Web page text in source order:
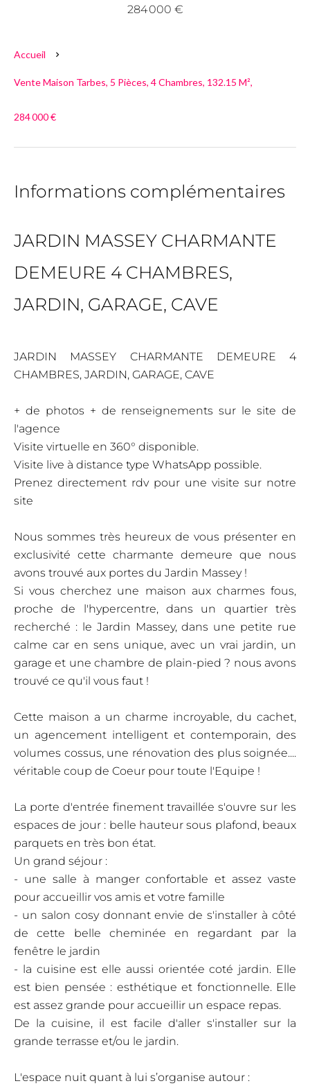
284 000 €
Accueil
Vente Maison Tarbes, 5 Pièces, 4 Chambres, 132.15 M²,
284 000 €
Informations complémentaires
JARDIN MASSEY CHARMANTE
DEMEURE 4 CHAMBRES,
JARDIN, GARAGE, CAVE
JARDIN MASSEY CHARMANTE DEMEURE 4
CHAMBRES, JARDIN, GARAGE, CAVE
+ de photos + de renseignements sur le site de
l'agence
Visite virtuelle en 360° disponible.
Visite live à distance type WhatsApp possible.
Prenez directement rdv pour une visite sur notre
site
Nous sommes très heureux de vous présenter en
exclusivité cette charmante demeure que nous
avons trouvé aux portes du Jardin Massey !
Si vous cherchez une maison aux charmes fous,
proche de l'hypercentre, dans un quartier très
recherché : le Jardin Massey, dans une petite rue
calme car en sens unique, avec un vrai jardin, un
garage et une chambre de plain-pied ? nous avons
trouvé ce qu'il vous faut !
Cette maison a un charme incroyable, du cachet,
un agencement intelligent et contemporain, des
volumes cossus, une rénovation des plus soignée....
véritable coup de Coeur pour toute l'Equipe !
La porte d'entrée finement travaillée s'ouvre sur les
espaces de jour : belle hauteur sous plafond, beaux
parquets en très bon état.
Un grand séjour :
- une salle à manger confortable et assez vaste
pour accueillir vos amis et votre famille
- un salon cosy donnant envie de s'installer à côté
de cette belle cheminée en regardant par la
fenêtre le jardin
- la cuisine est elle aussi orientée coté jardin. Elle
est bien pensée : esthétique et fonctionnelle. Elle
est assez grande pour accueillir un espace repas.
De la cuisine, il est facile d'aller s'installer sur la
grande terrasse et/ou le jardin.
L'espace nuit quant à lui s’organise autour :